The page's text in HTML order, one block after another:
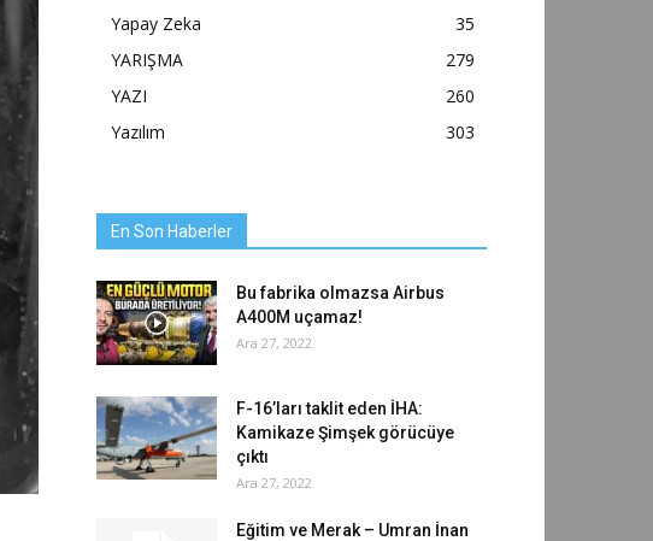
Yapay Zeka
35
YARIŞMA
279
YAZI
260
Yazılım
303
En Son Haberler
Bu fabrika olmazsa Airbus
A400M uçamaz!
Ara 27, 2022
F-16’ları taklit eden İHA:
Kamikaze Şimşek görücüye
çıktı
Ara 27, 2022
Eğitim ve Merak – Umran İnan